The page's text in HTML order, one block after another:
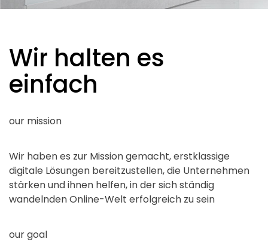
Wir halten es
einfach
our mission
Wir haben es zur Mission gemacht, erstklassige
digitale Lösungen bereitzustellen, die Unternehmen
stärken und ihnen helfen, in der sich ständig
wandelnden Online-Welt erfolgreich zu sein
our goal